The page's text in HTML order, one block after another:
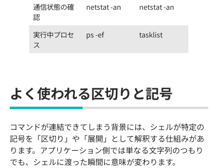
通信状態の確
認
netstat -an netstat -an
実行中プロセ
ス
ps -ef tasklist
よく使われる区切りと記号
コマンドが連結できてしまう背景には、シェルが特定の
記号を「区切り」や「展開」として解釈する仕組みがあ
ります。アプリケーション側では単なる文字列のつもり
でも、シェルに渡った瞬間に意味が変わります。